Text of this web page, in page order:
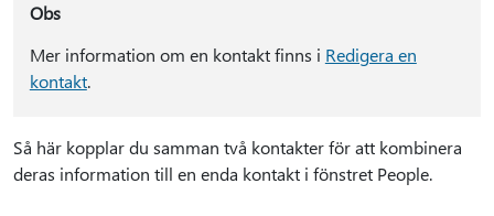
Obs
Mer information om en kontakt finns i Redigera en
kontakt.
Så här kopplar du samman två kontakter för att kombinera
deras information till en enda kontakt i fönstret People.